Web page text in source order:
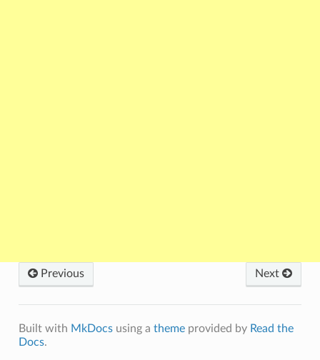
Previous Next
Built with MkDocsusing a themeprovided by Read the
Docs.